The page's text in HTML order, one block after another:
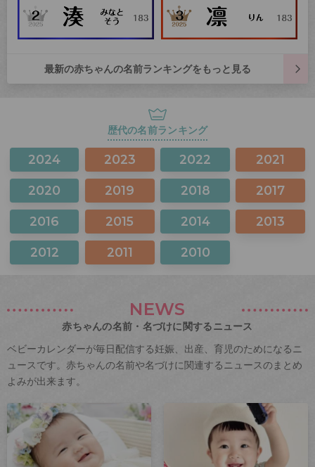
最新の赤ちゃんの名前ランキングをもっと見る
歴代の名前ランキング
2024 2023 2022 2021
2020 2019 2018 2017
2016 2015 2014 2013
2012 2011 2010
NEWS
赤ちゃんの名前・名づけに関するニュース
ベビーカレンダーが毎日配信する妊娠、出産、育児のためになるニ
ュースです。赤ちゃんの名前や名づけに関連するニュースのまとめ
よみが出来ます。